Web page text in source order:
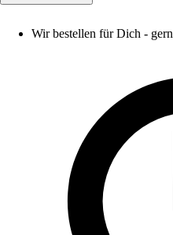
Wir bestellen für Dich -